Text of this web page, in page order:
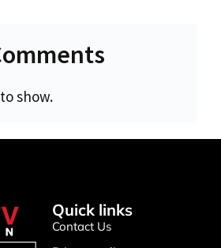
show.
Quick links
Contact Us